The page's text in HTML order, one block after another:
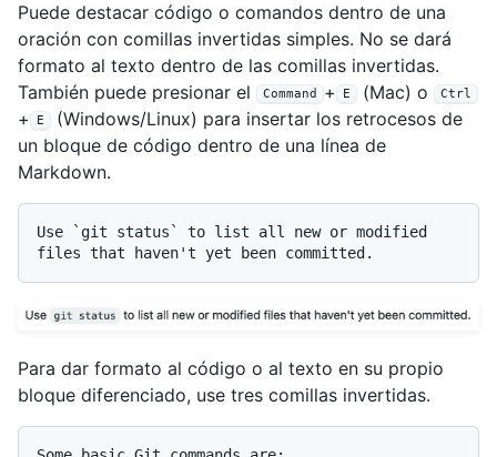
Puede destacar código o comandos dentro de una
oración con comillas invertidas simples. No se dará
formato al texto dentro de las comillas invertidas.
También puede presionar el
Command + E (Mac) o Ctrl
+ E
(Windows/Linux) para insertar los retrocesos de
un bloque de código dentro de una línea de
Markdown.
Use `git status`
to list all new or modified
Para dar formato al código o al texto en su propio
bloque diferenciado, use tres comillas invertidas.